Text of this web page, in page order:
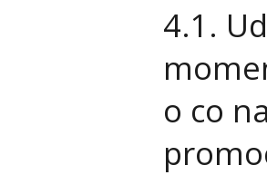
4.1.
o co